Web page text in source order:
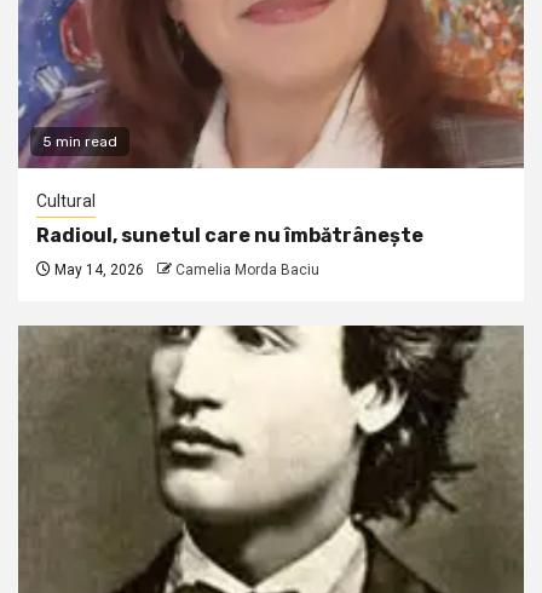
5 min read
Cultural
Radioul, sunetul care nu îmbătrânește
May 14, 2026 Camelia Morda Baciu